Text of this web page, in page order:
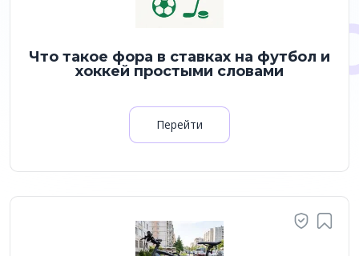
Что такое фора в ставках на футбол и
хоккей простыми словами
Перейти